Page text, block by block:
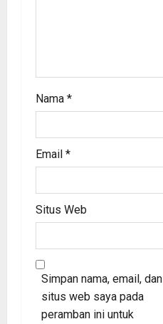
Nama *
Email *
Situs Web
Simpan nama, email, dan
situs web saya pada
peramban ini untuk